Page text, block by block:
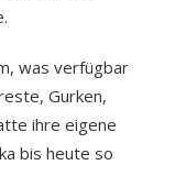
was verfügbar
Gurken,
ihre eigene
bis heute so